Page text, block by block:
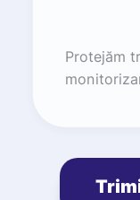
Protejăm